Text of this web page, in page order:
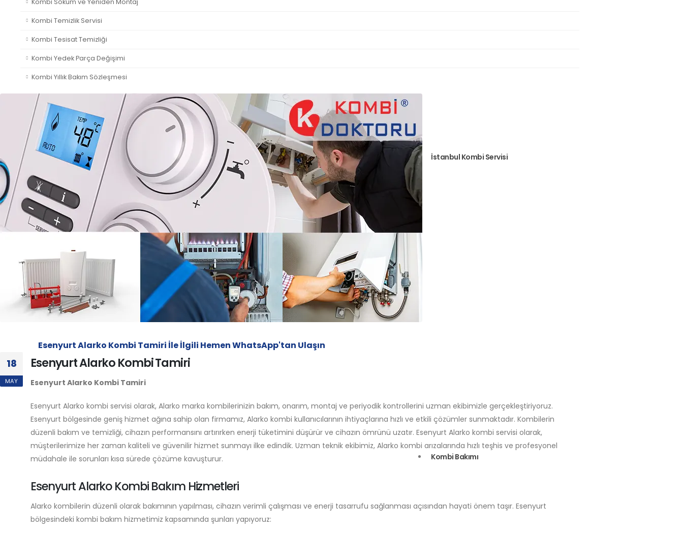
İstanbul Kombi Servisi
Kombi Bakımı
Kombi Temizlik Servisi
Kombi Tesisat Temizliği
Kombi Yedek Parça Değişimi
Kombi Yıllık Bakım Sözleşmesi
Esenyurt Alarko Kombi Tamiri İle İlgili Hemen WhatsApp'tan Ulaşın
18
MAY
Esenyurt Alarko Kombi Tamiri
Esenyurt Alarko Kombi Tamiri
Esenyurt Alarko kombi servisi olarak, Alarko marka kombilerinizin bakım, onarım, montaj ve periyodik kontrollerini uzman ekibimizle gerçekleştiriyoruz.
Esenyurt bölgesinde geniş hizmet ağına sahip olan firmamız, Alarko kombi kullanıcılarının ihtiyaçlarına hızlı ve etkili çözümler sunmaktadır. Kombilerin
düzenli bakım ve temizliği, cihazın performansını artırırken enerji tüketimini düşürür ve cihazın ömrünü uzatır. Esenyurt Alarko kombi servisi olarak,
müşterilerimize her zaman kaliteli ve güvenilir hizmet sunmayı ilke edindik. Uzman teknik ekibimiz, Alarko kombi arızalarında hızlı teşhis ve profesyonel
müdahale ile sorunları kısa sürede çözüme kavuşturur.
Esenyurt Alarko Kombi Bakım Hizmetleri
Alarko kombilerin düzenli olarak bakımının yapılması, cihazın verimli çalışması ve enerji tasarrufu sağlanması açısından hayati önem taşır. Esenyurt
bölgesindeki kombi bakım hizmetimiz kapsamında şunları yapıyoruz: